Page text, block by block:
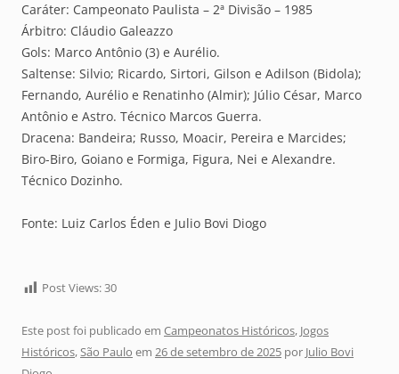
Caráter: Campeonato Paulista – 2ª Divisão – 1985
Árbitro: Cláudio Galeazzo
Gols: Marco Antônio (3) e Aurélio.
Saltense: Silvio; Ricardo, Sirtori, Gilson e Adilson (Bidola);
Fernando, Aurélio e Renatinho (Almir); Júlio César, Marco
Antônio e Astro. Técnico Marcos Guerra.
Dracena: Bandeira; Russo, Moacir, Pereira e Marcides;
Biro-Biro, Goiano e Formiga, Figura, Nei e Alexandre.
Técnico Dozinho.
Fonte: Luiz Carlos Éden e Julio Bovi Diogo
Post Views:30
Este post foi publicado em Campeonatos Históricos, Jogos
Históricos,São Paulo em 26 de setembro de 2025 por Julio Bovi